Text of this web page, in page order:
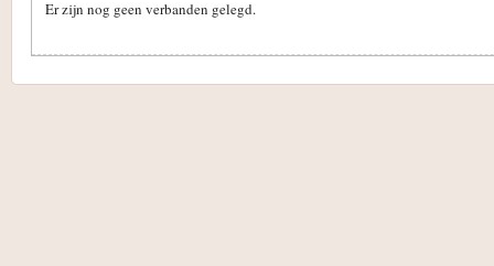
Er zijn nog geen verbanden gelegd.